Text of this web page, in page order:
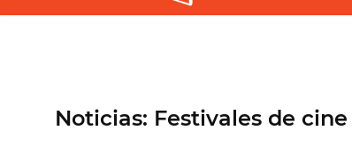
Noticias: Festivales de cine